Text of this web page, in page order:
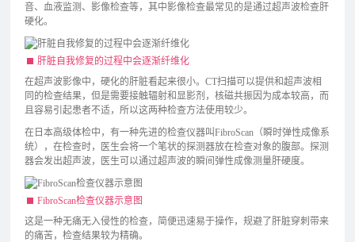
音、血液监测、影像检查等，其中影像检查最常见的是通过超声波检查肝
硬化。
肝脏自我修复的过程中会逐渐纤维化
在超声波影像中，硬化的肝脏看起来很小。CT扫描可以提供和超声波相
同的检查结果，但是需要接触辐射和显影剂，核磁共振因为成本较高，而
且容易引起患者不适，所以这两种检查方法使用较少。
在日本高级体检中，有一种先进的检查仪器叫FibroScan（瞬时弹性成像系
统），在检查时，医生会将一个笔状的探测器放在检查对象的腹部。探测
器会发出超声波，医生可以通过超声波的瞬间弹性成像测量肝硬度。
FibroScan检查仪器示意图
这是一种无痛无入侵性的检查，简便迅速易于操作，规避了肝脏穿刺带来
的痛苦，检查结果较为精确。